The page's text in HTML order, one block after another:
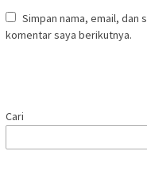
Simpan nama, email, dan
komentar saya berikutnya.
Cari